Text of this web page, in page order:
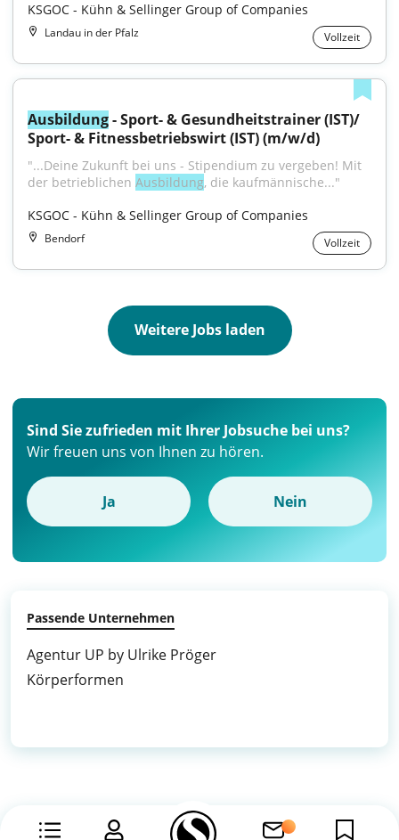
KSGOC - Kühn & Sellinger Group of Companies
Landau in der Pfalz Vollzeit
Ausbildung - Sport- & Gesundheitstrainer (IST)/
Sport- & Fitnessbetriebswirt (IST) (m/w/d)
"...Deine Zukunft bei uns - Stipendium zu vergeben! Mit
der betrieblichen Ausbildung, die kaufmännische..."
KSGOC - Kühn & Sellinger Group of Companies
Bendorf Vollzeit
Weitere Jobs laden
Sind Sie zufrieden mit Ihrer Jobsuche bei uns?
Wir freuen uns von Ihnen zu hören.
Ja Nein
Passende Unternehmen
Agentur UP by Ulrike Pröger
Körperformen